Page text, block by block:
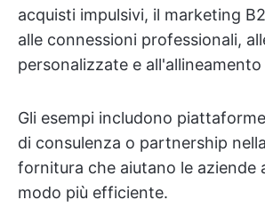
acquisti impulsivi, il marketing
alle connessioni professionali,
personalizzate e
Gli esempi includono
di consulenza o partnership
fornitura che aiutano le aziende
modo più efficiente.